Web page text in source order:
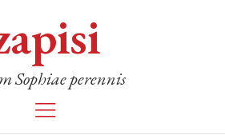
Sophiae perennis